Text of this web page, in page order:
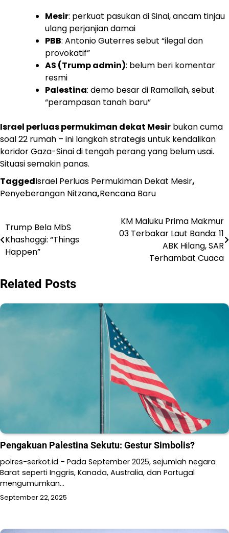
Mesir: perkuat pasukan di Sinai, ancam tinjau
ulang perjanjian damai
PBB: Antonio Guterres sebut “ilegal dan
provokatif”
AS (Trump admin): belum beri komentar
resmi
Palestina: demo besar di Ramallah, sebut
“perampasan tanah baru”
Israel perluas permukiman dekat Mesir bukan cuma
soal 22 rumah – ini langkah strategis untuk kendalikan
koridor Gaza-Sinai di tengah perang yang belum usai.
Situasi semakin panas.
TaggedIsrael Perluas Permukiman Dekat Mesir,
Penyeberangan Nitzana,Rencana Baru
Navigasi
pos
Trump Bela MbS
Khashoggi: “Things
Happen”
KM Maluku Prima Makmur
03 Terbakar Laut Banda: 11
ABK Hilang, SAR
Terhambat Cuaca
Related Posts
Pengakuan Palestina Sekutu: Gestur Simbolis?
polres-serkot.id – Pada September 2025, sejumlah negara
Barat seperti Inggris, Kanada, Australia, dan Portugal
mengumumkan…
September 22, 2025